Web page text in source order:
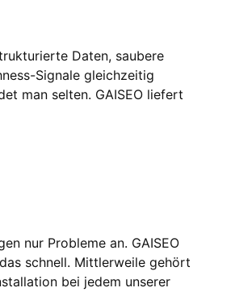
Daten, saubere
Signale gleichzeitig
man selten. GAISEO liefert
nur Probleme an. GAISEO
schnell. Mittlerweile gehört
bei jedem unserer